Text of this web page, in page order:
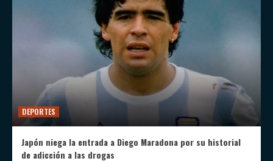
DEPORTES
Japón niega la entrada a Diego Maradona por su historial
de adicción a las drogas